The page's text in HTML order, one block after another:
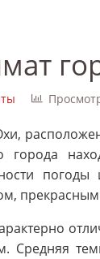
города
Средняя